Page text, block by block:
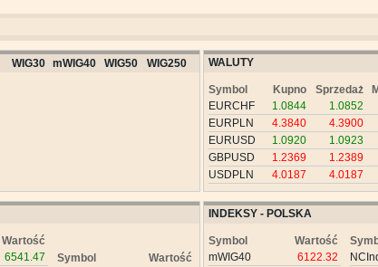
WIG30 mWIG40 WIG50 WIG250 WALUTY
Symbol Kupno Sprzedaż
EURCHF
1.0844 1.0852
EURPLN
4.3840 4.3900
EURUSD
1.0920 1.0923
GBPUSD
1.2369 1.2389
USDPLN
4.0187 4.0187
Wartość
6541.47
Symbol
Wartość
INDEKSY - POLSKA
Symbol
Wartość
mWIG40
6122.32